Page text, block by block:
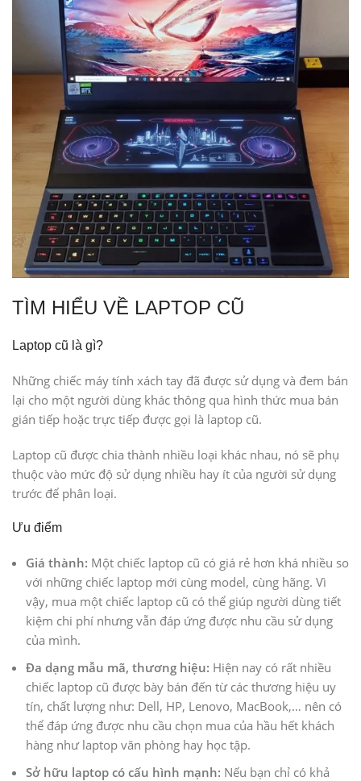
TÌM HIỂU VỀ LAPTOP CŨ
Laptop cũ là gì?
Những chiếc máy tính xách tay đã được sử dụng và đem bán
lại cho một người dùng khác thông qua hình thức mua bán
gián tiếp hoặc trực tiếp được gọi là laptop cũ.
Laptop cũ được chia thành nhiều loại khác nhau, nó sẽ phụ
thuộc vào mức độ sử dụng nhiều hay ít của người sử dụng
trước để phân loại.
Ưu điểm
Giá thành: Một chiếc laptop cũ có giá rẻ hơn khá nhiều so
với những chiếc laptop mới cùng model, cùng hãng. Vì
vậy, mua một chiếc laptop cũ có thể giúp người dùng tiết
kiệm chi phí nhưng vẫn đáp ứng được nhu cầu sử dụng
của mình.
Đa dạng mẫu mã, thương hiệu: Hiện nay có rất nhiều
chiếc laptop cũ được bày bán đến từ các thương hiệu uy
tín, chất lượng như: Dell, HP, Lenovo, MacBook,… nên có
thể đáp ứng được nhu cầu chọn mua của hầu hết khách
hàng như laptop văn phòng hay học tập.
Sở hữu laptop có cấu hình mạnh: Nếu bạn chỉ có khả